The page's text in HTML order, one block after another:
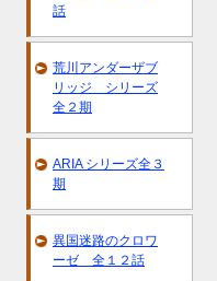
話
荒川アンダーザブ
リッジ シリーズ
全２期
ARIA シリーズ全３
期
異国迷路のクロワ
ーゼ 全１２話